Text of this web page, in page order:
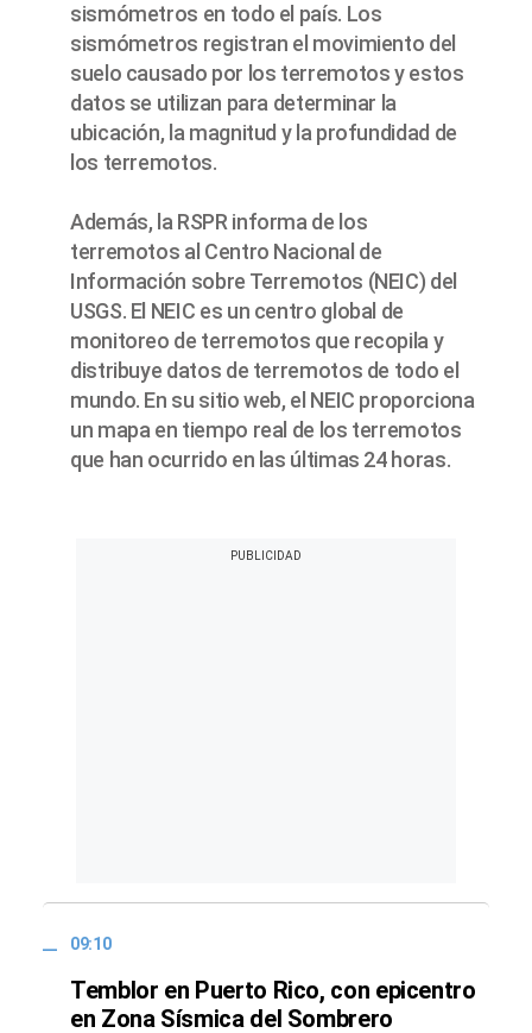
sismómetros en todo el país. Los
sismómetros registran el movimiento del
suelo causado por los terremotos y estos
datos se utilizan para determinar la
ubicación, la magnitud y la profundidad de
los terremotos.
Además, la RSPR informa de los
terremotos al Centro Nacional de
Información sobre Terremotos (NEIC) del
USGS. El NEIC es un centro global de
monitoreo de terremotos que recopila y
distribuye datos de terremotos de todo el
mundo. En su sitio web, el NEIC proporciona
un mapa en tiempo real de los terremotos
que han ocurrido en las últimas 24 horas.
09:10
Temblor en Puerto Rico, con epicentro
en Zona Sísmica del Sombrero